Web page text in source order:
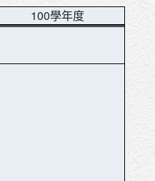
100學年度